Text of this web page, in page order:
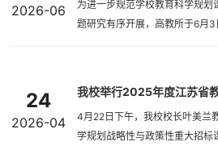
2026-06
为进一步规范学校教育科学规
题研究有序开展，高教所于6月
24
2026-04
4月22日下午，我校校长叶美兰
学规划战略性与政策性重大招标